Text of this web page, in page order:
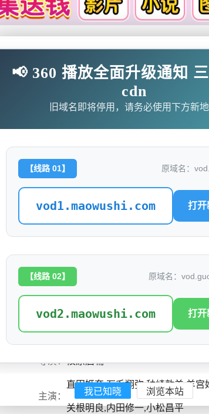
🎉福利赞助
更衣人偶坠入爱河 第二季
地区：日本
语言： 日语
导演：筱原启辅
主演：
直田姬奈,石毛翔弥,种崎敦美,羊
关根明良,内田修一,小松昌平
📢 360 播放全面升级通知
cdn
旧域名即将停用，请务必使用下方新
【线路 01】 原域名：
vod1.maowushi.com 打开
【线路 02】 原域名：
vod2.maowushi.com 打开
我已知晓 浏览本站